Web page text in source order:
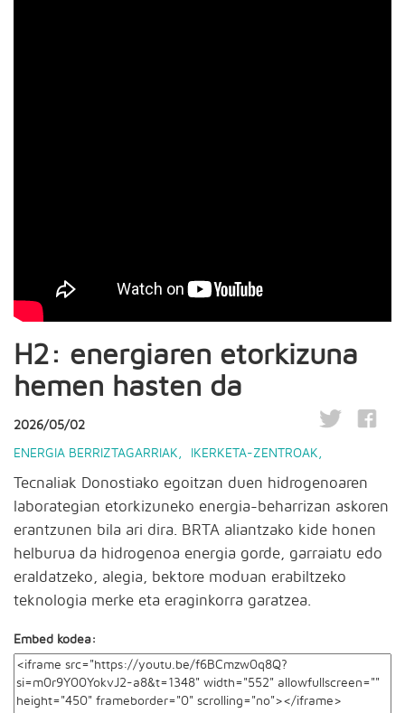
H2: energiaren etorkizuna
hemen hasten da
2026/05/02
ENERGIA BERRIZTAGARRIAK IKERKETA-ZENTROAK
Tecnaliak Donostiako egoitzan duen hidrogenoaren
laborategian etorkizuneko energia-beharrizan askoren
erantzunen bila ari dira. BRTA aliantzako kide honen
helburua da hidrogenoa energia gorde, garraiatu edo
eraldatzeko, alegia, bektore moduan erabiltzeko
teknologia merke eta eraginkorra garatzea.
Embed kodea: